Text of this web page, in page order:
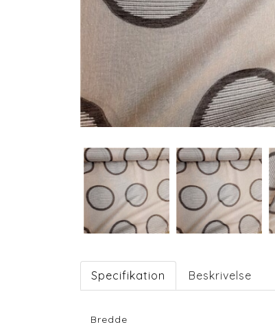
Specifikation Beskrivelse
Bredde